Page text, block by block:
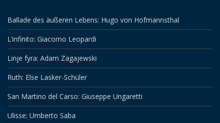
Ballade des äußeren Lebens: Hugo von Hofmannsthal
L’infinito: Giacomo Leopardi
Linje fyra: Adam Zagajewski
Ruth: Else Lasker-Schüler
San Martino del Carso: Giuseppe Ungaretti
Ulisse: Umberto Saba